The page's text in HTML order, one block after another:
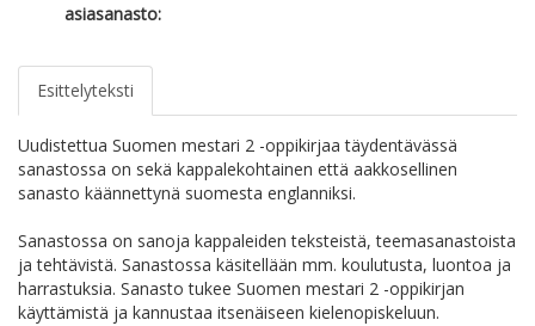
asiasanasto:
Esittelyteksti
Uudistettua Suomen mestari 2 -oppikirjaa täydentävässä
sanastossa on sekä kappalekohtainen että aakkosellinen
sanasto käännettynä suomesta englanniksi.
Sanastossa on sanoja kappaleiden teksteistä, teemasanastoista
ja tehtävistä. Sanastossa käsitellään mm. koulutusta, luontoa ja
harrastuksia. Sanasto tukee Suomen mestari 2 -oppikirjan
käyttämistä ja kannustaa itsenäiseen kielenopiskeluun.